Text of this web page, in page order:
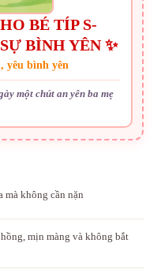
BÉ TÍP S-
BÌNH YÊN ✨
yêu bình yên
một chút an yên ba mẹ
mà không cần nặn
mịn màng và không bắt